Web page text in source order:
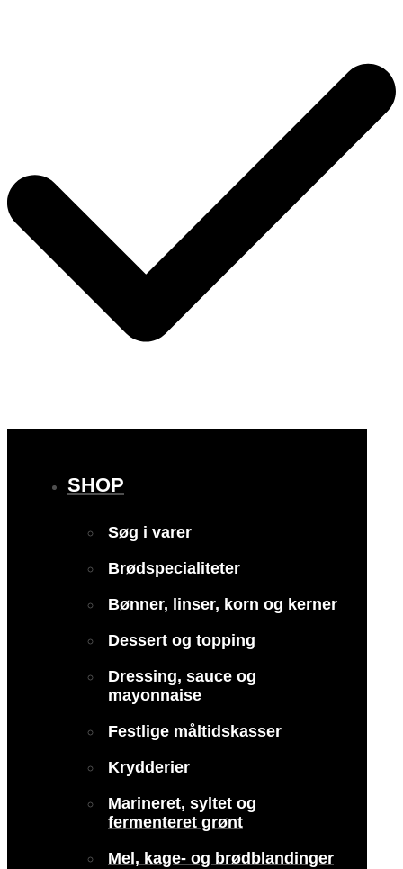
SHOP
Søg i varer
Brødspecialiteter
Bønner, linser, korn og kerner
Dessert og topping
Dressing, sauce og
mayonnaise
Festlige måltidskasser
Krydderier
Marineret, syltet og
fermenteret grønt
Mel, kage- og brødblandinger